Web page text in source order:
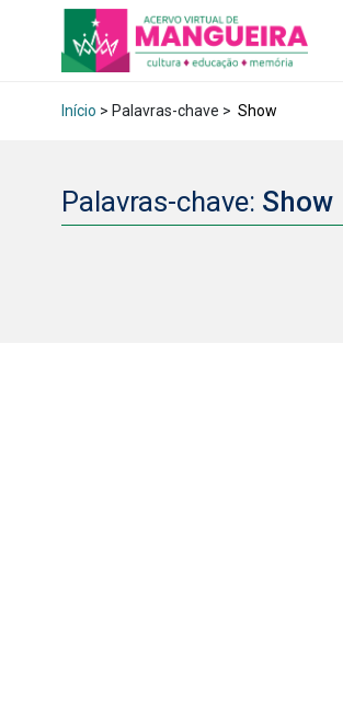
Início > Palavras-chave > Show
Palavras-chave: Show